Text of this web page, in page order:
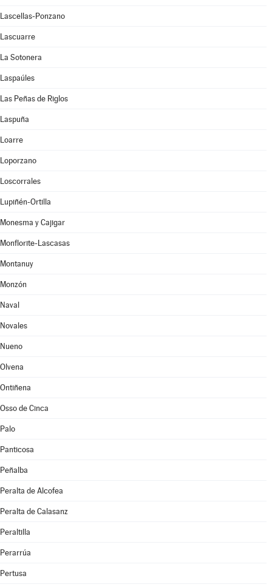
Lascellas-Ponzano
Lascuarre
La Sotonera
Laspaúles
Las Peñas de Riglos
Laspuña
Loarre
Loporzano
Loscorrales
Lupiñén-Ortilla
Monesma y Cajigar
Monflorite-Lascasas
Montanuy
Monzón
Naval
Novales
Nueno
Olvena
Ontiñena
Osso de Cinca
Palo
Panticosa
Peñalba
Peralta de Alcofea
Peralta de Calasanz
Peraltilla
Perarrúa
Pertusa